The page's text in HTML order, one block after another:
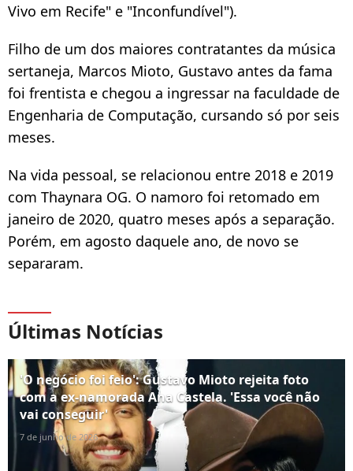
Vivo em Recife" e "Inconfundível").
Filho de um dos maiores contratantes da música
sertaneja, Marcos Mioto, Gustavo antes da fama
foi frentista e chegou a ingressar na faculdade de
Engenharia de Computação, cursando só por seis
meses.
Na vida pessoal, se relacionou entre 2018 e 2019
com Thaynara OG. O namoro foi retomado em
janeiro de 2020, quatro meses após a separação.
Porém, em agosto daquele ano, de novo se
separaram.
Últimas Notícias
'O negócio foi feio': Gustavo Mioto rejeita foto
com a ex-namorada Ana Castela. 'Essa você não
vai conseguir'
7 de junho de 2026